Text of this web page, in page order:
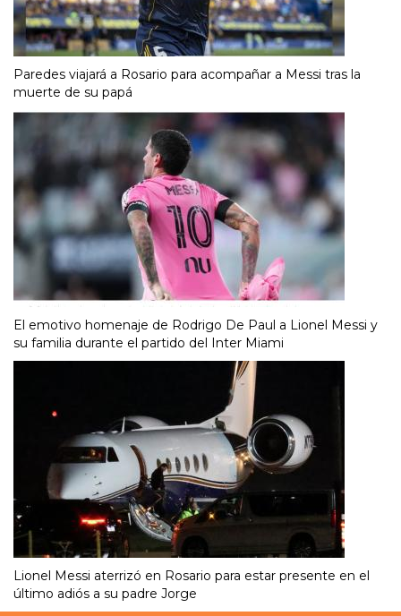
Paredes viajará a Rosario para acompañar a Messi tras la
muerte de su papá
El emotivo homenaje de Rodrigo De Paul a Lionel Messi y
su familia durante el partido del Inter Miami
Lionel Messi aterrizó en Rosario para estar presente en el
último adiós a su padre Jorge